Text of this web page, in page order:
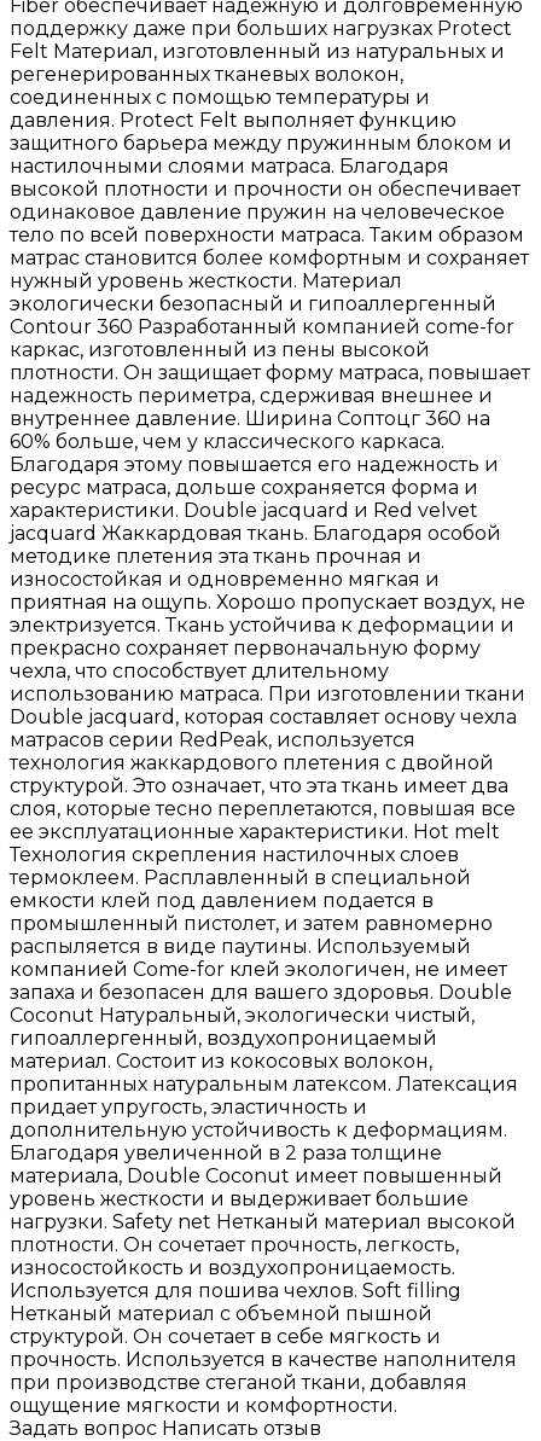
Fiber обеспечивает надежную и долговременную
поддержку даже при больших нагрузках Protect
Felt Материал, изготовленный из натуральных и
регенерированных тканевых волокон,
соединенных с помощью температуры и
давления. Protect Felt выполняет функцию
защитного барьера между пружинным блоком и
настилочными слоями матраса. Благодаря
высокой плотности и прочности он обеспечивает
одинаковое давление пружин на человеческое
тело по всей поверхности матраса. Таким образом
матрас становится более комфортным и сохраняет
нужный уровень жесткости. Материал
экологически безопасный и гипоаллергенный
Сontour 360 Разработанный компанией сome-for
каркас, изготовленный из пены высокой
плотности. Он защищает форму матраса, повышает
надежность периметра, сдерживая внешнее и
внутреннее давление. Ширина Соптоцг 360 на
60% больше, чем у классического каркаса.
Благодаря этому повышается его надежность и
ресурс матраса, дольше сохраняется форма и
характеристики. Double jacquard и Red velvet
jacquard Жаккардовая ткань. Благодаря особой
методике плетения эта ткань прочная и
износостойкая и одновременно мягкая и
приятная на ощупь. Хорошо пропускает воздух, не
электризуется. Ткань устойчива к деформации и
прекрасно сохраняет первоначальную форму
чехла, что способствует длительному
использованию матраса. При изготовлении ткани
Double jacquard, которая составляет основу чехла
матрасов серии RedPeak, используется
технология жаккардового плетения с двойной
структурой. Это означает, что эта ткань имеет два
слоя, которые тесно переплетаются, повышая все
ее эксплуатационные характеристики. Hot melt
Технология скрепления настилочных слоев
термоклеем. Расплавленный в специальной
емкости клей под давлением подается в
промышленный пистолет, и затем равномерно
распыляется в виде паутины. Используемый
компанией Come-for клей экологичен, не имеет
запаха и безопасен для вашего здоровья. Double
Coconut Натуральный, экологически чистый,
гипоаллергенный, воздухопроницаемый
материал. Состоит из кокосовых волокон,
пропитанных натуральным латексом. Латексация
придает упругость, эластичность и
дополнительную устойчивость к деформациям.
Благодаря увеличенной в 2 раза толщине
материала, Double Coconut имеет повышенный
уровень жесткости и выдерживает большие
нагрузки. Safety net Нетканый материал высокой
плотности. Он сочетает прочность, легкость,
износостойкость и воздухопроницаемость.
Используется для пошива чехлов. Soft filling
Нетканый материал с объемной пышной
структурой. Он сочетает в себе мягкость и
прочность. Используется в качестве наполнителя
при производстве стеганой ткани, добавляя
ощущение мягкости и комфортности.
Задать вопрос Написать отзыв